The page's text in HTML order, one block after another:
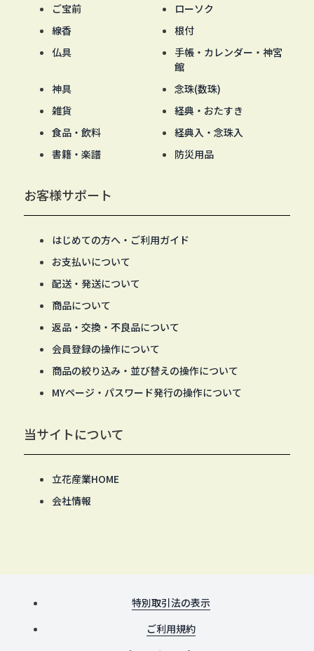
ご宝前
ローソク
線香
根付
仏具
手帳・カレンダー・神宮
館
神具
念珠(数珠)
雑貨
経典・おたすき
食品・飲料
経典入・念珠入
書籍・楽譜
防災用品
お客様サポート
はじめての方へ・ご利用ガイド
お支払いについて
配送・発送について
商品について
返品・交換・不良品について
会員登録の操作について
商品の絞り込み・並び替えの操作について
MYページ・パスワード発行の操作について
当サイトについて
立花産業HOME
会社情報
特別取引法の表示
ご利用規約